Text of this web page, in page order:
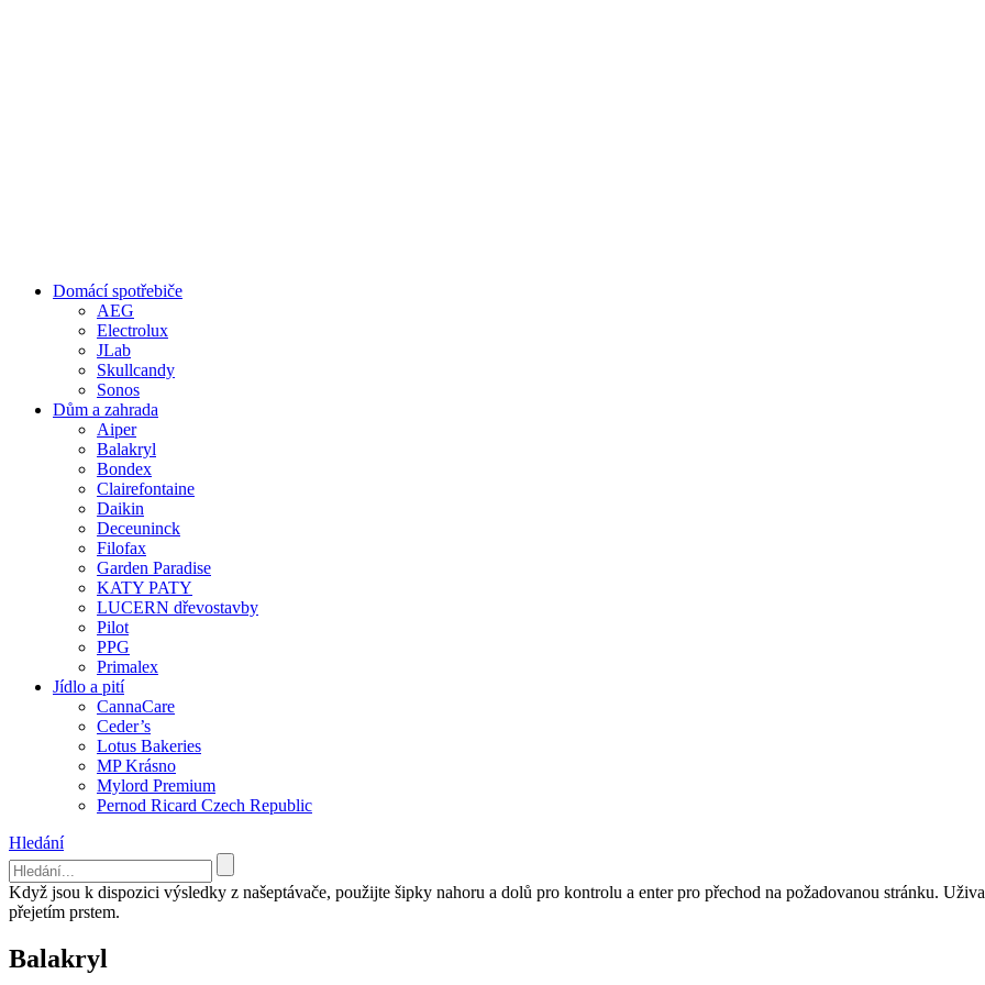
Domácí spotřebiče
AEG
Electrolux
JLab
Skullcandy
Sonos
Dům a zahrada
Aiper
Balakryl
Bondex
Clairefontaine
Daikin
Deceuninck
Filofax
Garden Paradise
KATY PATY
LUCERN dřevostavby
Pilot
PPG
Primalex
Jídlo a pití
CannaCare
Ceder’s
Lotus Bakeries
MP Krásno
Mylord Premium
Pernod Ricard Czech Republic
Hledání
Když jsou k dispozici výsledky z našeptávače, použijte šipky nahoru a dolů pro kontrolu a enter pro přechod na požadovanou stránku.
přejetím prstem.
Balakryl